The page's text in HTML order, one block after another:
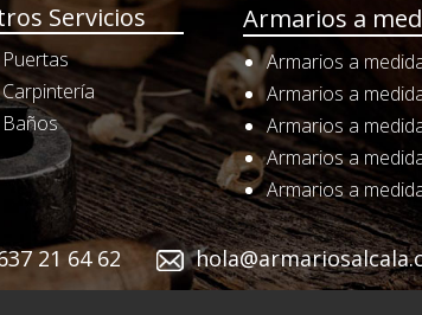
Servicios
Puertas
Carpintería
Baños
Armarios a
Armarios a
Armarios a
Armarios a
Armarios a
Armarios a
21 64 62